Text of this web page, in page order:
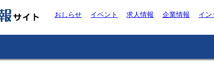
おしらせ イベント 求人情報 企業情報 イン